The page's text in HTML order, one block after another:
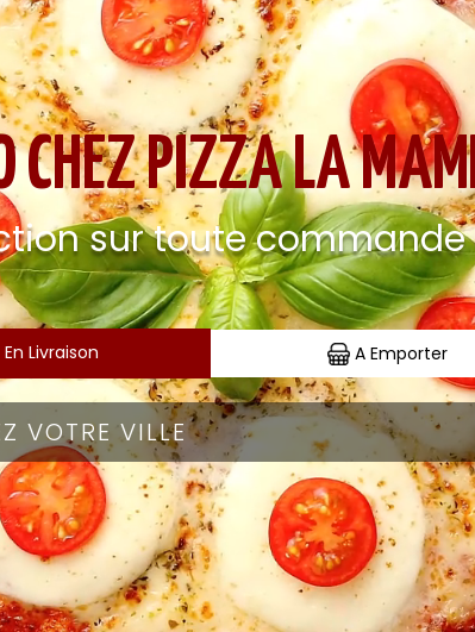
CHEZ PIZZA LA
sur toute commande
En Livraison A Emporter